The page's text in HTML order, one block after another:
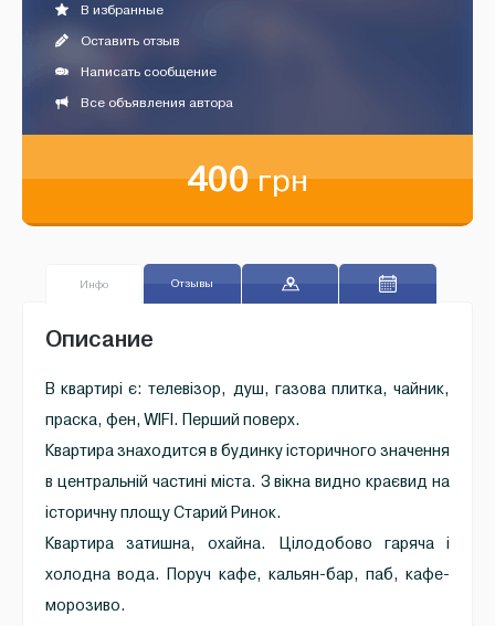
В избранные
Оставить отзыв
Написать сообщение
Все объявления автора
400грн
Инфо Отзывы
Описание
В квартирі є: телевізор, душ, газова плитка, чайник,
праска, фен, WIFI. Перший поверх.
Квартира знаходится в будинку історичного значення
в центральній частині міста. З вікна видно краєвид на
історичну площу Старий Ринок.
Квартира затишна, охайна. Цілодобово гаряча і
холодна вода. Поруч кафе, кальян-бар, паб, кафе-
морозиво.